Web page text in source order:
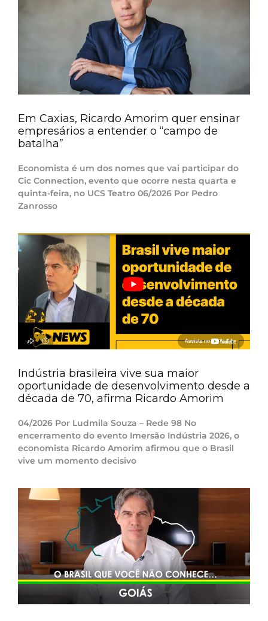
Em Caxias, Ricardo Amorim quer ensinar
empresários a entender o “campo de
batalha”
Economista é um dos nomes que vai participar do
Cic Connection, evento que ocorre nesta quarta e
quinta-feira, no UCS Teatro 06/2026 Por Pedro
Zanrosso
Indústria brasileira vive sua maior
oportunidade de desenvolvimento desde a
década de 70, afirma Ricardo Amorim
04/2026 Por Ludmila Souza – Rede 98 No
encerramento do evento Imersão Indústria 2026, o
economista Ricardo Amorim afirmou que o Brasil
vive um momento decisivo